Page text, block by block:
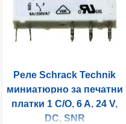
Реле Schrack Technik
миниатюрно за печатни
платки 1 C/O, 6 A, 24 V,
DC, SNR